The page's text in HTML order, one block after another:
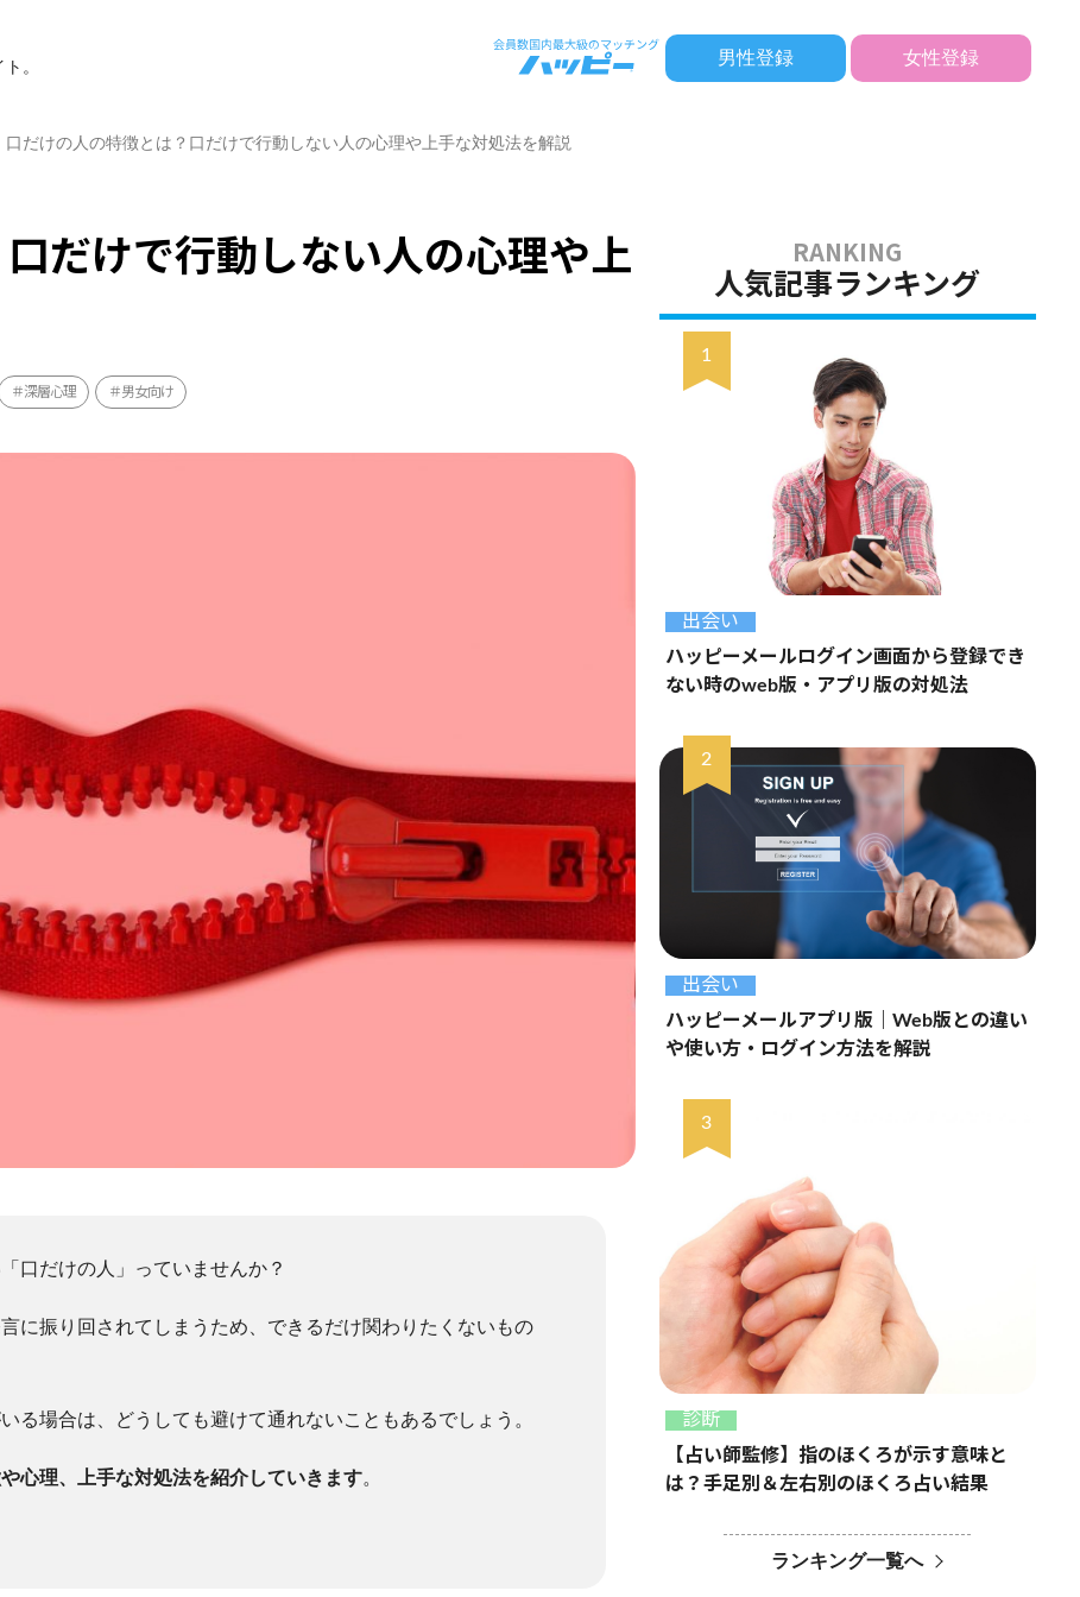
。
男性登録 女性登録
口だけの人の特徴とは？口だけで行動しない人の心理や上手な対処法を解説
だけで行動しない人の心理や上
深層心理 男女向け
口だけの人」っていませんか？
に振り回されてしまうため、できるだけ関わりたくないもの
る場合は、どうしても避けて通れないこともあるでしょう。
心理、上手な対処法を紹介していきます。
人気記事ランキング
出会い
ハッピーメールログイン画面から登録でき
ない時のweb版・アプリ版の対処法
出会い
ハッピーメールアプリ版｜Web版との違い
や使い方・ログイン方法を解説
診断
【占い師監修】指のほくろが示す意味と
は？手足別＆左右別のほくろ占い結果
ランキング一覧へ